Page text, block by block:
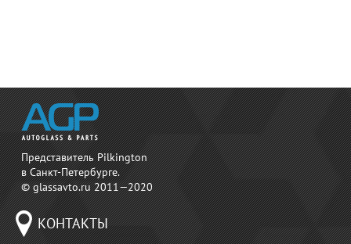
Представитель Pilkington
в Санкт-Петербурге.
© glassavto.ru 2011—2020
КОНТАКТЫ